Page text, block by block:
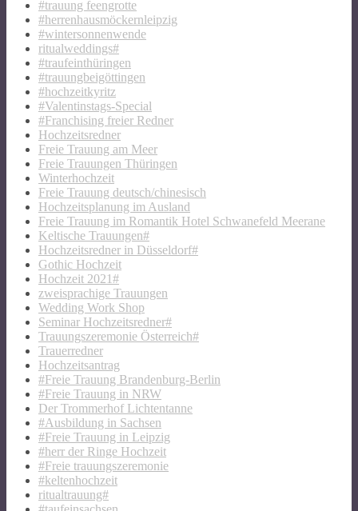
#trauung feengrotte
#herrenhausmöckernleipzig
#wintersonnenwende
ritualweddings#
#traufeinthüringen
#trauungbeigöttingen
#hochzeitkyritz
#Valentinstags-Special
#Franchising freier Redner
Hochzeitsredner
Freie Trauung am Meer
Freie Trauungen Thüringen
Winterhochzeit
Freie Trauung deutsch/chinesisch
Hochzeitsplanung im Ausland
Freie Trauung im Romantik Hotel Schwanefeld Meerane
Keltische Trauungen#
Hochzeitsredner in Düsseldorf#
Gothic Hochzeit
Hochzeit 2021#
zweisprachige Trauungen
Wedding Work Shop
Seminar Hochzeitsredner#
Trauungszeremonie Österreich#
Trauerredner
Hochzeitsantrag
#Freie Trauung Brandenburg-Berlin
#Freie Trauung in NRW
Der Trommerhof Lichtentanne
#Ausbildung in Sachsen
#Freie Trauung in Leipzig
#herr der Ringe Hochzeit
#Freie trauungszeremonie
#keltenhochzeit
ritualtrauung#